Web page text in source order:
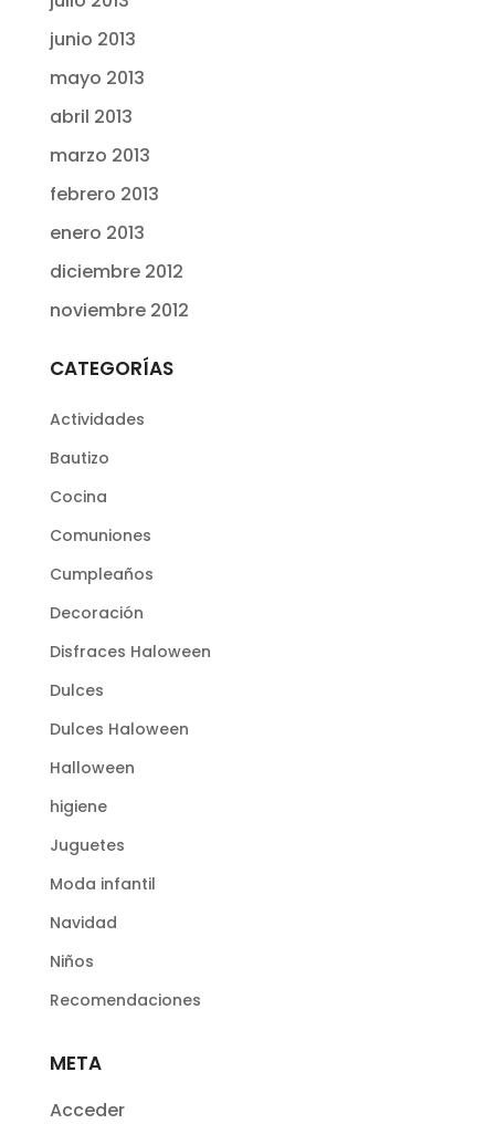
junio 2013
mayo 2013
abril 2013
marzo 2013
febrero 2013
enero 2013
diciembre 2012
noviembre 2012
CATEGORÍAS
Actividades
Bautizo
Cocina
Comuniones
Cumpleaños
Decoración
Disfraces Haloween
Dulces
Dulces Haloween
Halloween
higiene
Juguetes
Moda infantil
Navidad
Niños
Recomendaciones
META
Acceder